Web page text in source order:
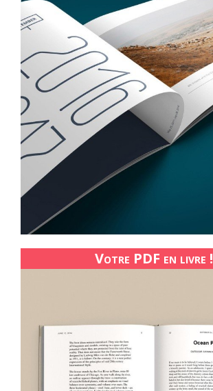
Votre PDF en livre !